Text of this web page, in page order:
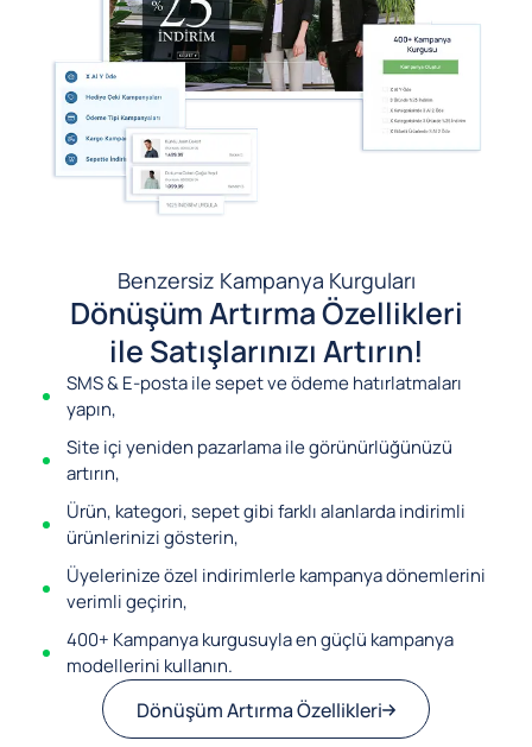
Benzersiz Kampanya Kurguları
Dönüşüm Artırma Özellikleri
ile Satışlarınızı Artırın!
SMS & E-posta ile sepet ve ödeme hatırlatmaları
yapın,
Site içi yeniden pazarlama ile görünürlüğünüzü
artırın,
Ürün, kategori, sepet gibi farklı alanlarda indirimli
ürünlerinizi gösterin,
Üyelerinize özel indirimlerle kampanya dönemlerini
verimli geçirin,
400+ Kampanya kurgusuyla en güçlü kampanya
modellerini kullanın.
Dönüşüm Artırma Özellikleri